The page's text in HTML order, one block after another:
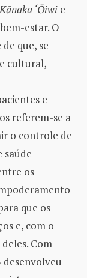
Kānaka ‘Ōiwi e
estar. O
que, se
cultural,
e
referem-se a
o controle de
saúde
os
que os
e, com o
Com
desenvolveu